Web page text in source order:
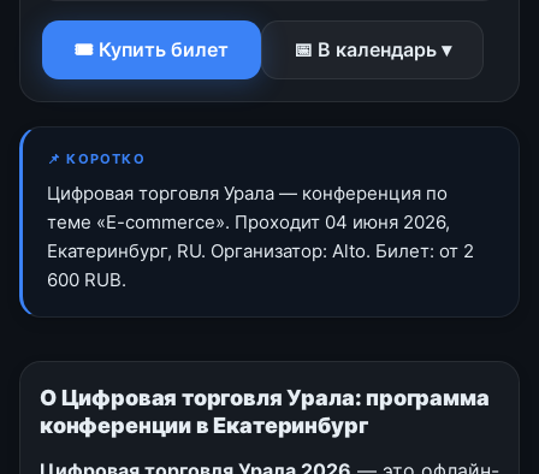
🎟 Купить билет 📅 В календарь ▾
📌 КОРОТКО
Цифровая торговля Урала — конференция по
теме «E-commerce». Проходит 04 июня 2026,
Екатеринбург, RU. Организатор: Alto. Билет: от 2
600 RUB.
О Цифровая торговля Урала: программа
конференции в Екатеринбург